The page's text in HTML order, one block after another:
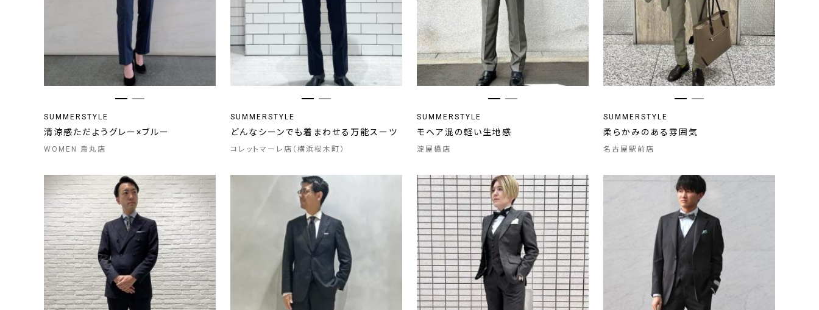
SUMMERSTYLE
清涼感ただようグレー×ブルー
WOMEN 烏丸店
SUMMERSTYLE
どんなシーンでも着まわせる万能スーツ
コレットマーレ店（横浜桜木町）
SUMMERSTYLE
モヘア混の軽い生地感
淀屋橋店
SUMMERSTYLE
柔らかみのある雰囲気
名古屋駅前店